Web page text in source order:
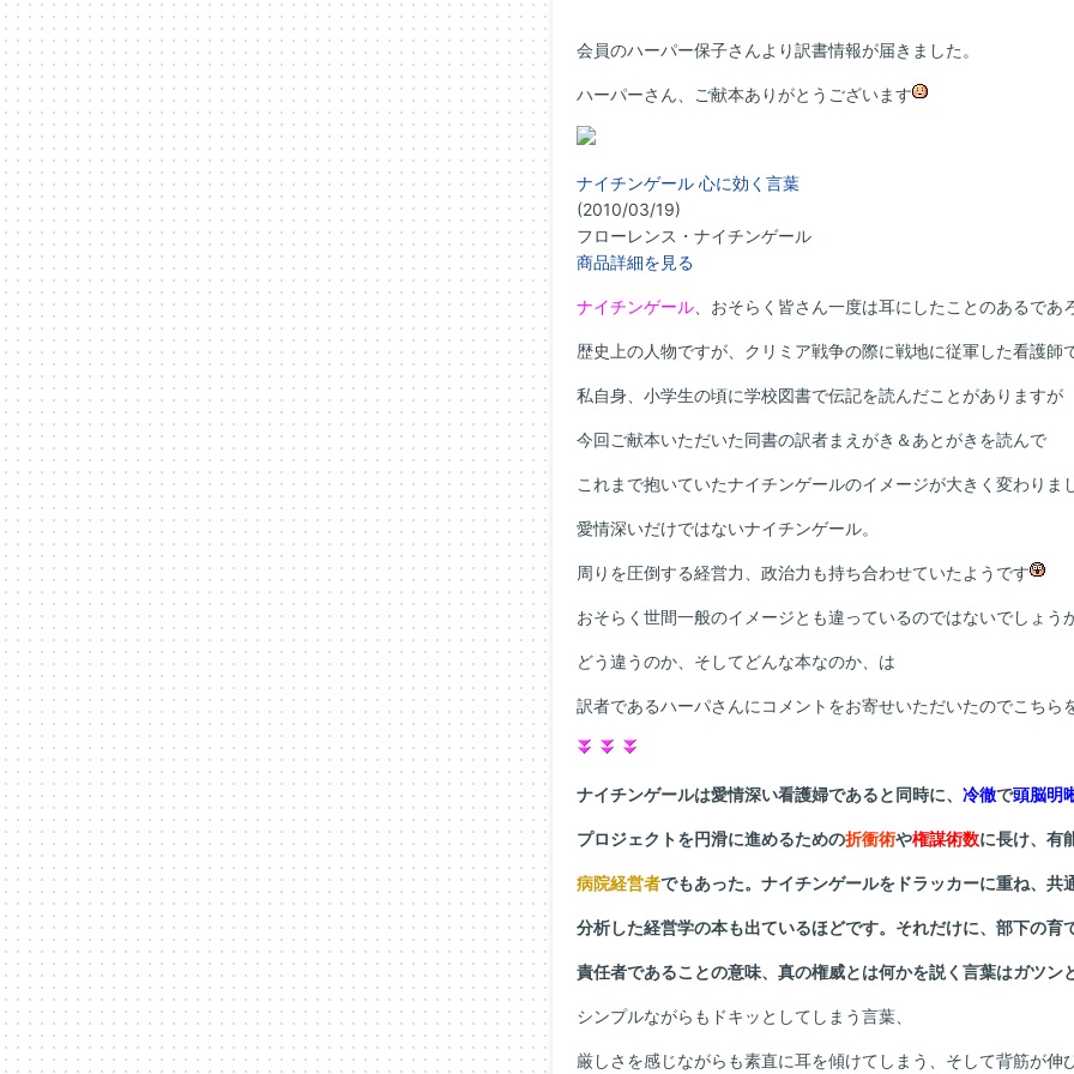
会員のハーパー保子さんより訳書情報が届きました。
ハーパーさん、ご献本ありがとうございます
ナイチンゲール 心に効く言葉
(2010/03/19)
フローレンス・ナイチンゲール
商品詳細を見る
ナイチンゲール、おそらく皆さん一度は耳にしたことのあるであ
歴史上の人物ですが、クリミア戦争の際に戦地に従軍した看護師
私自身、小学生の頃に学校図書で伝記を読んだことがありますが
今回ご献本いただいた同書の訳者まえがき＆あとがきを読んで
これまで抱いていたナイチンゲールのイメージが大きく変わりま
愛情深いだけではないナイチンゲール。
周りを圧倒する経営力、政治力も持ち合わせていたようです
おそらく世間一般のイメージとも違っているのではないでしょうか
どう違うのか、そしてどんな本なのか、は
訳者であるハーパさんにコメントをお寄せいただいたのでこちら
ナイチンゲールは愛情深い看護婦であると同時に、 冷徹で頭脳明
プロジェクトを円滑に進めるための折衝術や権謀術数に長け、有
病院経営者でもあった。ナイチンゲールをドラッカーに重ね、共
分析した経営学の本も出ているほどです。それだけに、部下の育
責任者であることの意味、真の権威とは何かを説く言葉はガツン
シンプルながらもドキッとしてしまう言葉、
厳しさを感じながらも素直に耳を傾けてしまう、そして背筋が伸